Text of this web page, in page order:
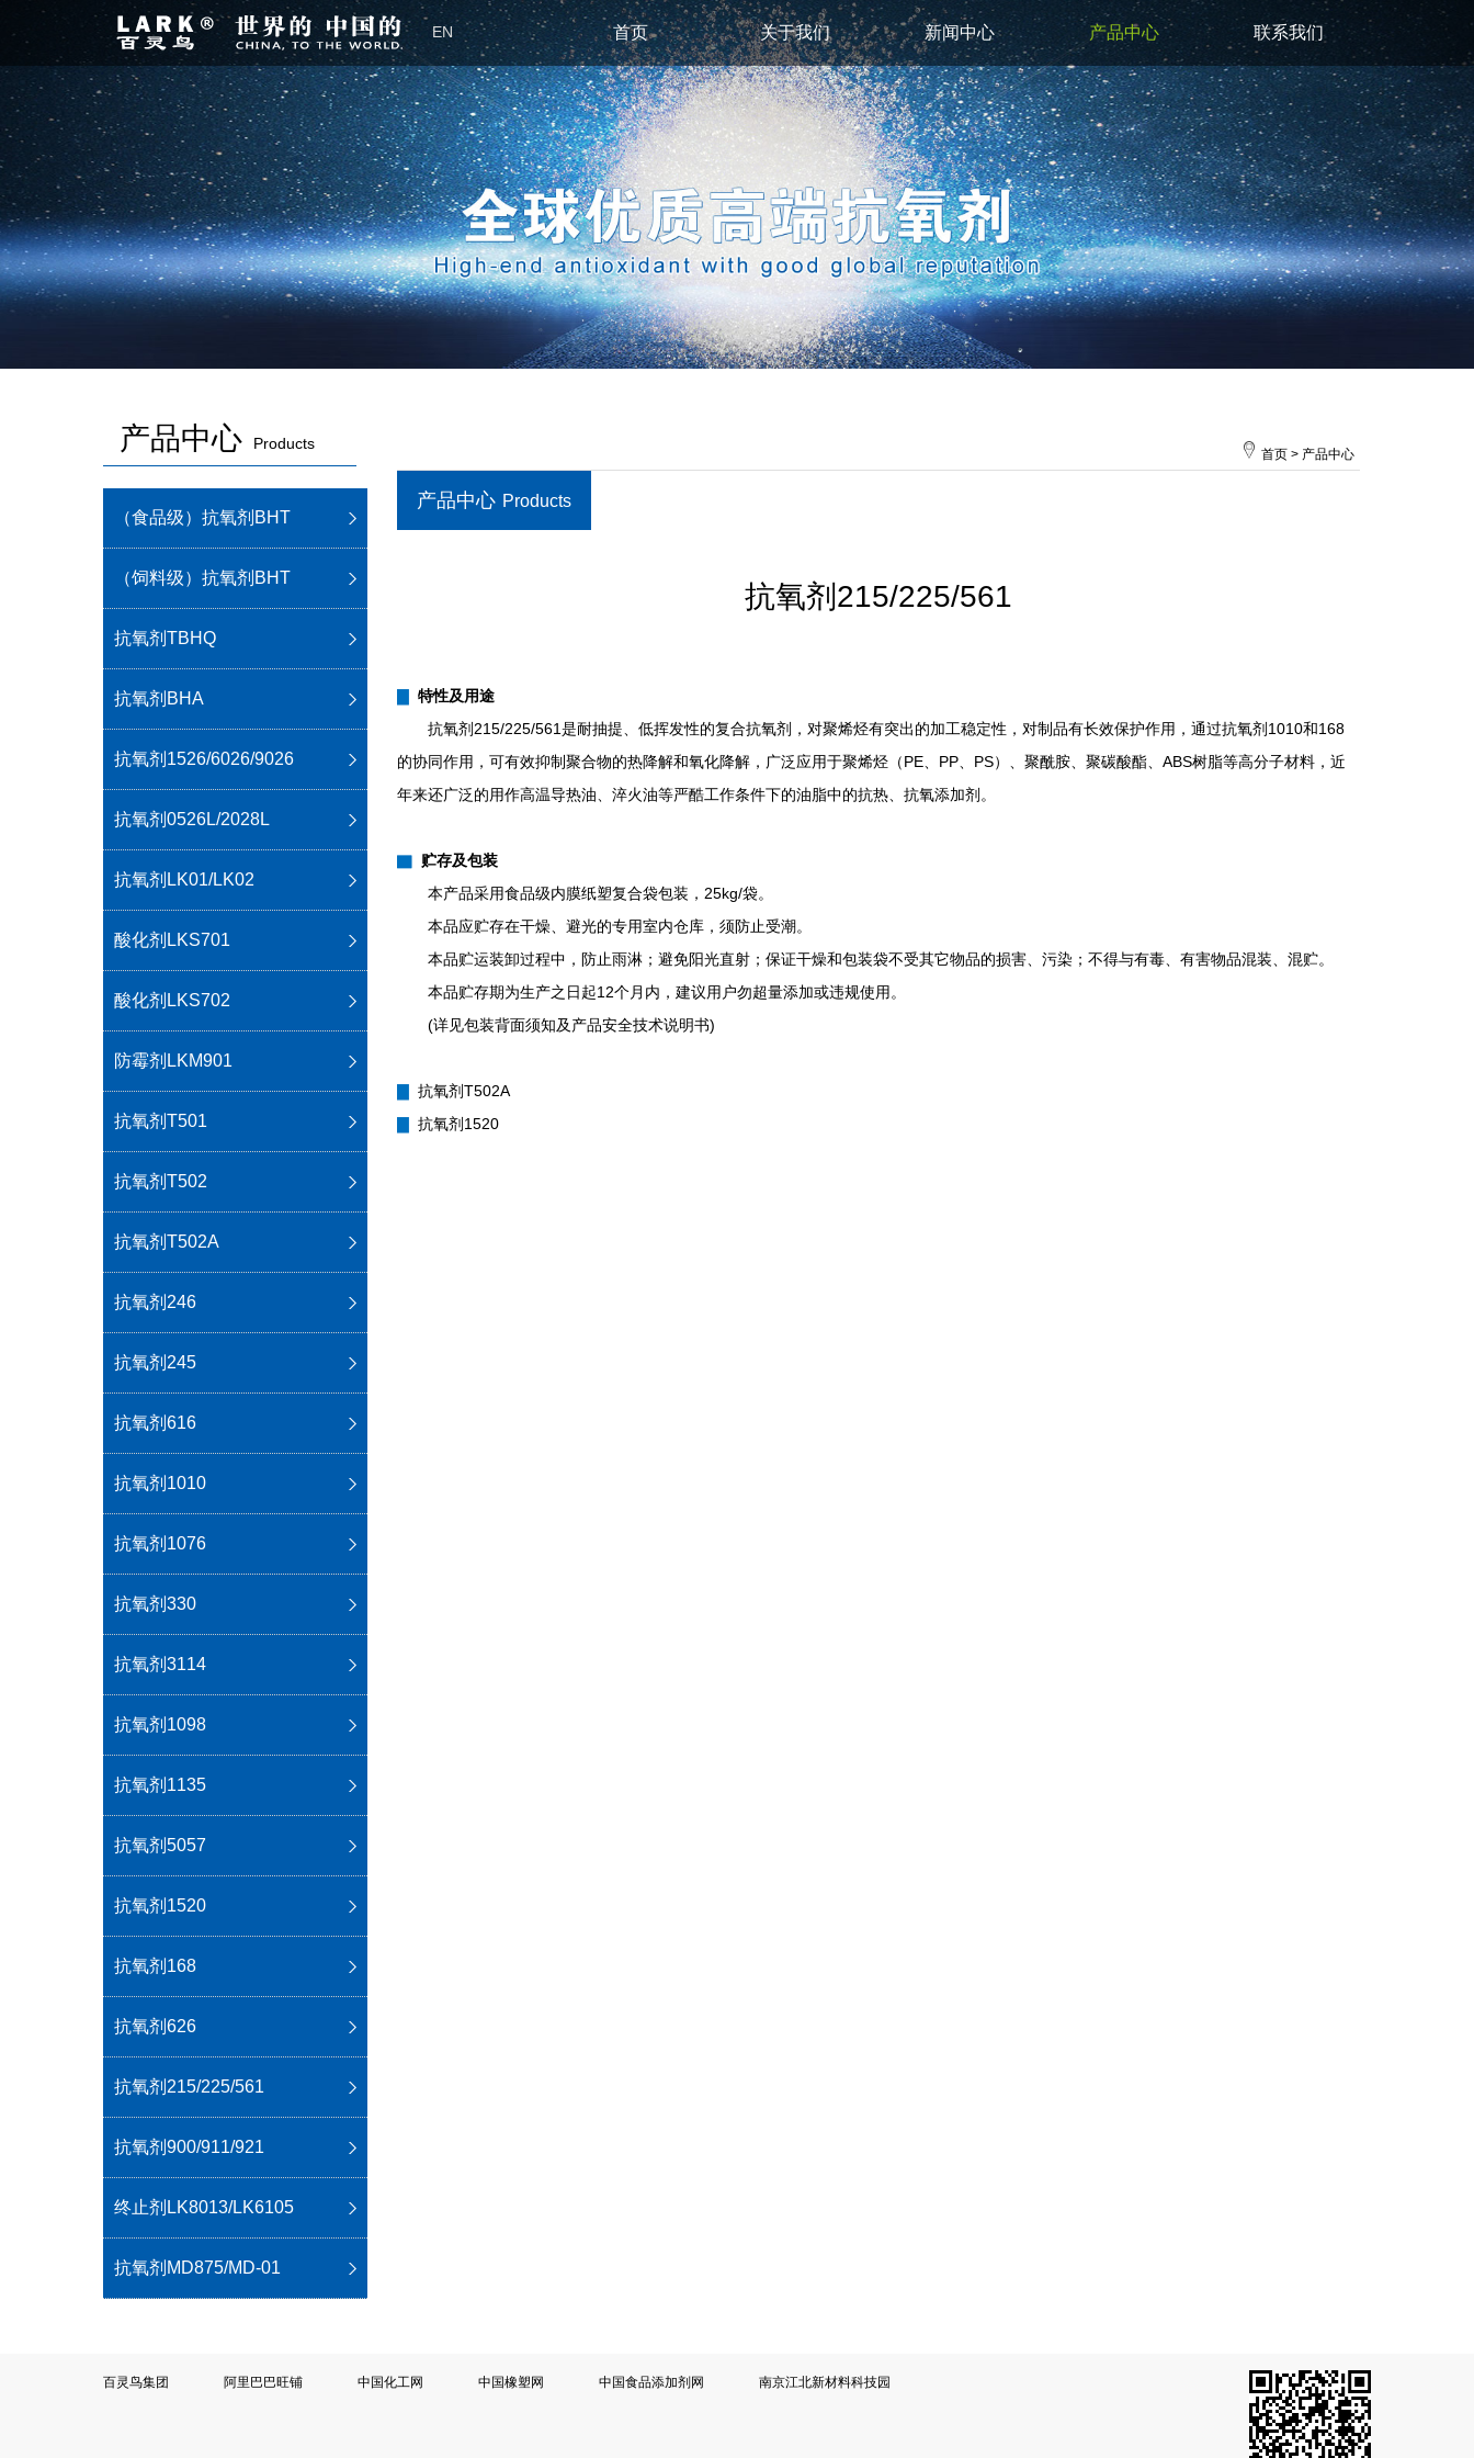
EN 首页 关于我们 新闻中心 产品中心 联系我们
产品中心 Products
（食品级）抗氧剂BHT
（饲料级）抗氧剂BHT
抗氧剂TBHQ
抗氧剂BHA
抗氧剂1526/6026/9026
抗氧剂0526L/2028L
抗氧剂LK01/LK02
酸化剂LKS701
酸化剂LKS702
防霉剂LKM901
抗氧剂T501
抗氧剂T502
抗氧剂T502A
抗氧剂246
抗氧剂245
抗氧剂616
抗氧剂1010
抗氧剂1076
抗氧剂330
抗氧剂3114
抗氧剂1098
抗氧剂1135
抗氧剂5057
抗氧剂1520
抗氧剂168
抗氧剂626
抗氧剂215/225/561
抗氧剂900/911/921
终止剂LK8013/LK6105
抗氧剂MD875/MD-01
首页> 产品中心
产品中心 Products
抗氧剂215/225/561
▇特性及用途
抗氧剂215/225/561是耐抽提、低挥发性的复合抗氧剂，对聚烯烃有突出的加工稳定性，对制品有长效保护作用，通过抗氧剂1010和168
的协同作用，可有效抑制聚合物的热降解和氧化降解，广泛应用于聚烯烃（PE、PP、PS）、聚酰胺、聚碳酸酯、ABS树脂等高分子材料，近
年来还广泛的用作高温导热油、淬火油等严酷工作条件下的油脂中的抗热、抗氧添加剂。
▇ 贮存及包装
本产品采用食品级内膜纸塑复合袋包装，25kg/袋。
本品应贮存在干燥、避光的专用室内仓库，须防止受潮。
本品贮运装卸过程中，防止雨淋；避免阳光直射；保证干燥和包装袋不受其它物品的损害、污染；不得与有毒、有害物品混装、混贮。
本品贮存期为生产之日起12个月内，建议用户勿超量添加或违规使用。
(详见包装背面须知及产品安全技术说明书)
▇抗氧剂T502A
▇抗氧剂1520
百灵鸟集团 阿里巴巴旺铺 中国化工网 中国橡塑网 中国食品添加剂网 南京江北新材料科技园